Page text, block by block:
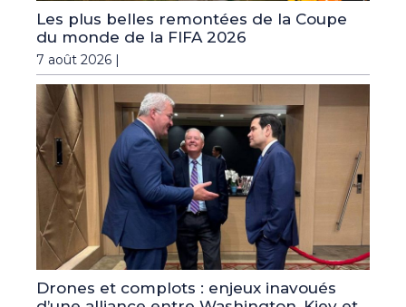
Les plus belles remontées de la Coupe
du monde de la FIFA 2026
7 août 2026 |
Drones et complots : enjeux inavoués